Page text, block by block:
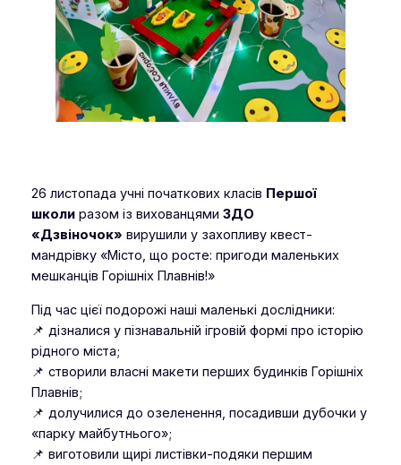
26 листопада учні початкових класів Першої
школиразом із вихованцями ЗДО
«Дзвіночок» вирушили у захопливу квест-
мандрівку «Місто, що росте: пригоди маленьких
мешканців Горішніх Плавнів!»
Під час цієї подорожі наші маленькі дослідники:
📌 дізналися у пізнавальній ігровій формі про історію
рідного міста;
📌 створили власні макети перших будинків Горішніх
Плавнів;
📌 долучилися до озеленення, посадивши дубочки у
«парку майбутнього»;
📌 виготовили щирі листівки-подяки першим